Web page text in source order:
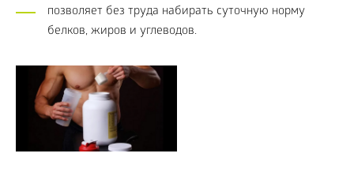
позволяет без труда набирать суточную норму
белков, жиров и углеводов.